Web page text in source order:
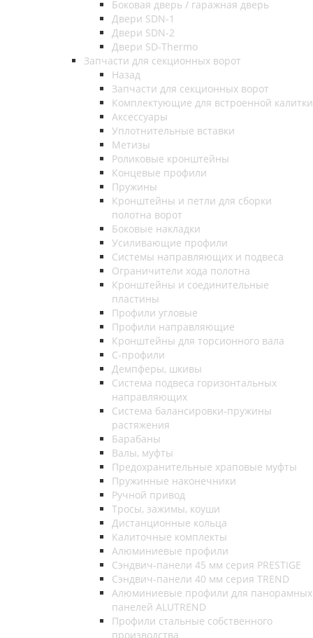
Боковая дверь / гаражная дверь
Двери SDN-1
Двери SDN-2
Двери SD-Thermo
Запчасти для секционных ворот
Назад
Запчасти для секционных ворот
Комплектующие для встроенной калитки
Аксессуары
Уплотнительные вставки
Метизы
Роликовые кронштейны
Концевые профили
Пружины
Кронштейны и петли для сборки
полотна ворот
Боковые накладки
Усиливающие профили
Системы направляющих и подвеса
Ограничители хода полотна
Кронштейны и соединительные
пластины
Профили угловые
Профили направляющие
Кронштейны для торсионного вала
С-профили
Демпферы, шкивы
Система подвеса горизонтальных
направляющих
Система балансировки-пружины
растяжения
Барабаны
Валы, муфты
Предохранительные храповые муфты
Пружинные наконечники
Ручной привод
Тросы, зажимы, коуши
Дистанционные кольца
Калиточные комплекты
Алюминиевые профили
Сэндвич-панели 45 мм серия PRESTIGE
Сэндвич-панели 40 мм серия TREND
Алюминиевые профили для панорамных
панелей ALUTREND
Профили стальные собственного
производства